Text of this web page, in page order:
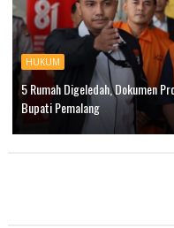
HUKUM
5 Rumah Digeledah, Dokumen
Bupati Pemalang